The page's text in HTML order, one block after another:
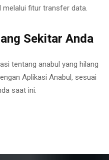
melalui fitur transfer data.
Sekitar Anda
tentang anabul yang hilang
Aplikasi Anabul, sesuai
saat ini.